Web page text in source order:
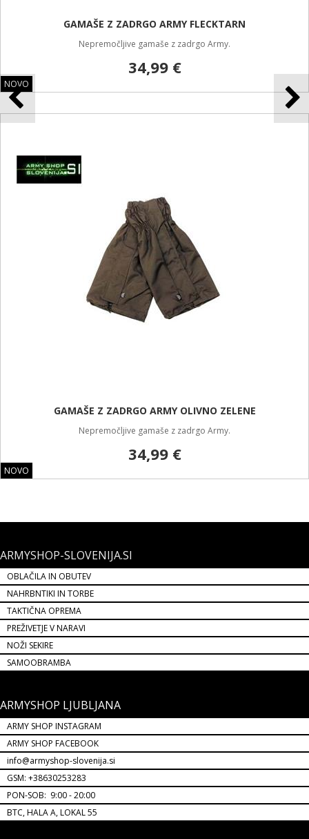
NOVO
GAMAŠE Z ZADRGO ARMY FLECKTARN
Nepremočljive gamaše z zadrgo Army.
34,99 €
NOVO
GAMAŠE Z ZADRGO ARMY OLIVNO ZELENE
Nepremočljive gamaše z zadrgo Army.
34,99 €
ARMYSHOP-SLOVENIJA.SI
OBLAČILA IN OBUTEV
NAHRBNTIKI IN TORBE
TAKTIČNA OPREMA
PREŽIVETJE V NARAVI
NOŽI SEKIRE
SAMOOBRAMBA
ARMYSHOP LJUBLJANA
ARMY SHOP INSTAGRAM
ARMY SHOP FACEBOOK
info@armyshop-slovenija.si
GSM: +38630253283
PON-SOB: 9:00 - 20:00
BTC, HALA A, LOKAL 55